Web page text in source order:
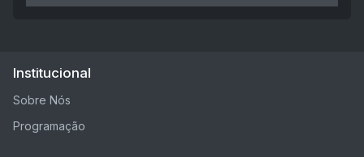
Institucional
Sobre Nós
Programação